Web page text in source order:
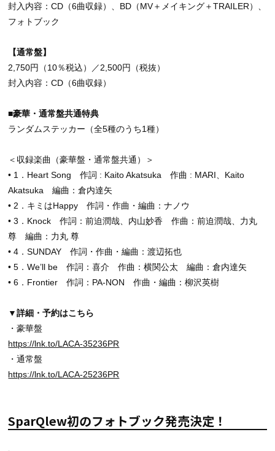
封入内容：CD（6曲収録）、BD（MV＋メイキング＋TRAILER）、
フォトブック
【通常盤】
2,750円（10％税込）／2,500円（税抜）
封入内容：CD（6曲収録）
■豪華・通常盤共通特典
ランダムステッカー（全5種のうち1種）
＜収録楽曲（豪華盤・通常盤共通）＞
• 1．Heart Song 作詞 : Kaito Akatsuka 作曲 : MARI、Kaito
Akatsuka 編曲：倉内達矢
• 2．キミはHappy 作詞・作曲・編曲：ナノウ
• 3．Knock 作詞：前迫潤哉、内山妙香 作曲：前迫潤哉、力丸
尊 編曲：力丸 尊
• 4．SUNDAY 作詞・作曲・編曲：渡辺拓也
• 5．We’ll be 作詞：喜介 作曲：横関公太 編曲：倉内達矢
• 6．Frontier 作詞：PA-NON 作曲・編曲：柳沢英樹
▼詳細・予約はこちら
・豪華盤
https://lnk.to/LACA-35236PR
・通常盤
https://lnk.to/LACA-25236PR
SparQlew初のフォトブック発売決定！